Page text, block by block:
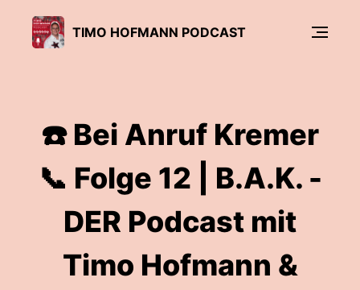
TIMO HOFMANN PODCAST
☎️ Bei Anruf Kremer
📞 Folge 12 | B.A.K. -
DER Podcast mit
Timo Hofmann &